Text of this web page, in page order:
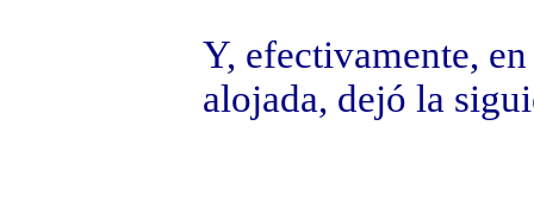
Y, efectivamente,
alojada, dejó la